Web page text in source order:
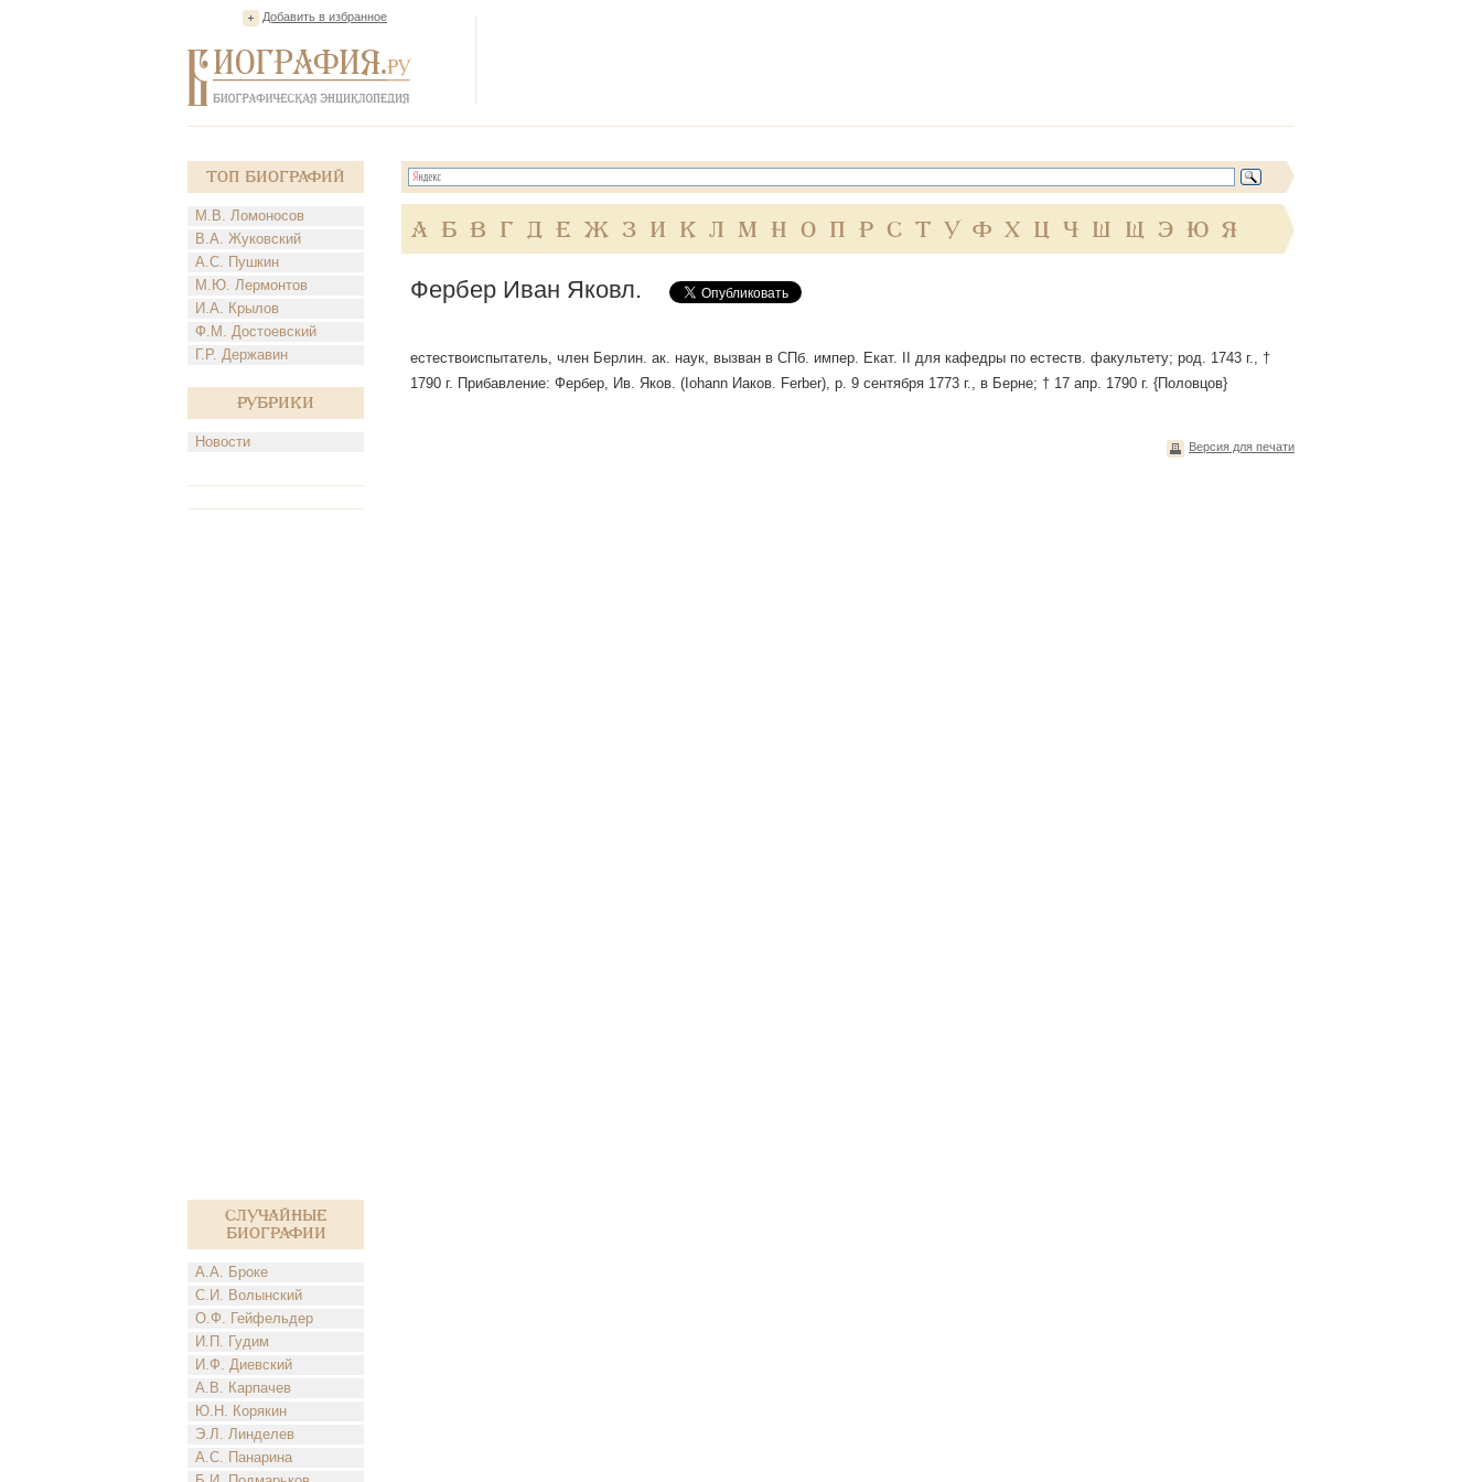
Добавить в избранное
Топ Биографий
М.В. Ломоносов
В.А. Жуковский
А.С. Пушкин
М.Ю. Лермонтов
И.А. Крылов
Ф.М. Достоевский
Г.Р. Державин
Рубрики
Новости
Случайные
биографии
А.А. Броке
С.И. Волынский
О.Ф. Гейфельдер
И.П. Гудим
И.Ф. Диевский
А.В. Карпачев
Ю.Н. Корякин
Э.Л. Линделев
А.С. Панарина
А Б В Г Д Е Ж З И К Л М Н О П Р С Т У Ф Х Ц Ч Ш Щ Э Ю Я
Фербер Иван Яковл.
естествоиспытатель, член Берлин. ак. наук, вызван в СПб. импер. Екат. II для кафедры по естеств. факультету; род. 1743 г., †
1790 г. Прибавление: Фербер, Ив. Яков. (Iohann Иаков. Ferber), p. 9 сентября 1773 г., в Берне; † 17 апр. 1790 г. {Половцов}
Версия для печати